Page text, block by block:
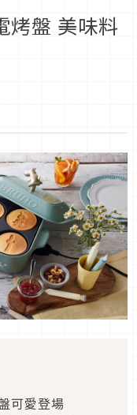
烤盤 美味料
可愛登場